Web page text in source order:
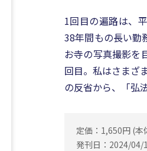
1回目の遍路は、
38年間もの長い勤
お寺の写真撮影を
回目。私はさまざ
の反省から、「弘
定価：1,650円 (本
発刊日：2024/04/